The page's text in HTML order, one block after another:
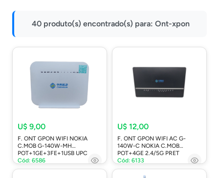
Onu Epon
Ferramentas-Tools
40 produto(s) encontrado(s) para: Ont-xpon
U$ 9,00
F. ONT GPON WIFI NOKIA
C.MOB G-140W-MH
POT+1GE+3FE+1USB UPC
Cód: 6586
U$ 12,00
F. ONT GPON WIFI AC G-
140W-C NOKIA C.MOB
POT+4GE 2.4/5G PRET
Cód: 6133